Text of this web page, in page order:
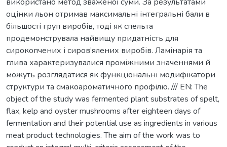
оцінки льон отримав максимальні інтегральні бали в
більшості груп виробів, тоді як спельта
продемонструвала найвищу придатність для
сирокопчених і сиров’ялених виробів. Ламінарія та
глива характеризувалися проміжними значеннями й
можуть розглядатися як функціональні модифікатори
структури та смакоароматичного профілю. /// EN: The
object of the study was fermented plant substrates of spelt,
flax, kelp and oyster mushrooms after eighteen days of
fermentation and their potential use as ingredients in various
meat product technologies. The aim of the work was to